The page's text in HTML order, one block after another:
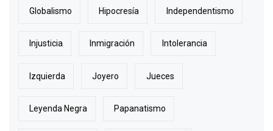
Globalismo Hipocresía Independentismo
Injusticia Inmigración Intolerancia
Izquierda Joyero Jueces
Leyenda Negra Papanatismo